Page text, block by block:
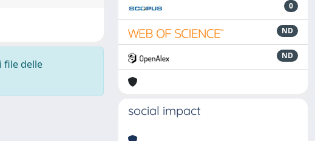
file delle
0
ND
ND
social impact